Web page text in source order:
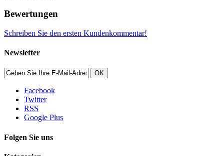
Bewertungen
Schreiben Sie den ersten Kundenkommentar!
Newsletter
OK
Facebook
Twitter
RSS
Google Plus
Folgen Sie uns